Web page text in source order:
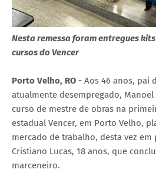
Nesta remessa foram entregues kits
cursos do Vencer
Porto Velho, RO - Aos 46 anos, pai
atualmente desempregado,
curso de mestre de obras na
estadual Vencer, em Porto Velho,
mercado de trabalho, desta vez
Cristiano Lucas, 18 anos, que
marceneiro.